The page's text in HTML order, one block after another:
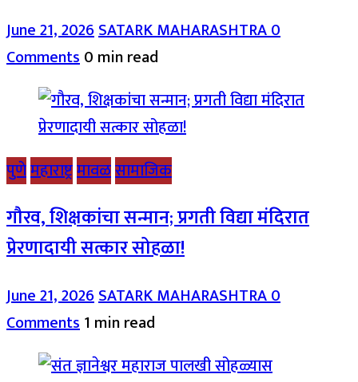
June 21, 2026SATARK MAHARASHTRA0
Comments0 min read
पुणेमहाराष्ट्रमावळसामाजिक
गौरव, शिक्षकांचा सन्मान; प्रगती विद्या मंदिरात
प्रेरणादायी सत्कार सोहळा!
June 21, 2026SATARK MAHARASHTRA0
Comments1 min read